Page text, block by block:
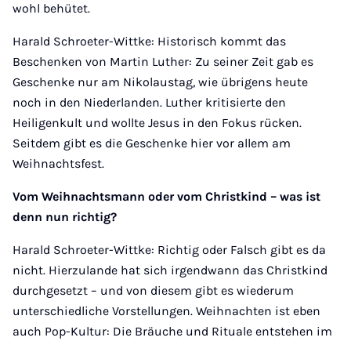
wohl behütet.
Harald Schroeter-Wittke: Historisch kommt das
Beschenken von Martin Luther: Zu seiner Zeit gab es
Geschenke nur am Nikolaustag, wie übrigens heute
noch in den Niederlanden. Luther kritisierte den
Heiligenkult und wollte Jesus in den Fokus rücken.
Seitdem gibt es die Geschenke hier vor allem am
Weihnachtsfest.
Vom Weihnachtsmann oder vom Christkind – was ist
denn nun richtig?
Harald Schroeter-Wittke: Richtig oder Falsch gibt es da
nicht. Hierzulande hat sich irgendwann das Christkind
durchgesetzt – und von diesem gibt es wiederum
unterschiedliche Vorstellungen. Weihnachten ist eben
auch Pop-Kultur: Die Bräuche und Rituale entstehen im